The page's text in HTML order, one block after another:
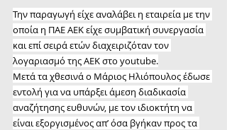
Την παραγωγή είχε αναλάβει η εταιρεία με την
οποία η ΠΑΕ ΑΕΚ είχε συμβατική συνεργασία
και επί σειρά ετών διαχειριζόταν τον
λογαριασμό της ΑΕΚ στο youtube.
Μετά τα χθεσινά ο Μάριος Ηλιόπουλος έδωσε
εντολή για να υπάρξει άμεση διαδικασία
αναζήτησης ευθυνών, με τον ιδιοκτήτη να
είναι εξοργισμένος απ’ όσα βγήκαν προς τα